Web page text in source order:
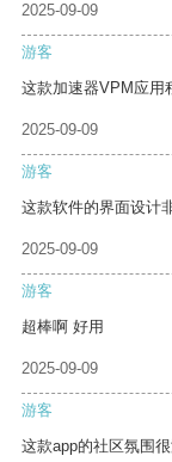
2025-09-09
游客
这款加速器VPM应用
2025-09-09
游客
这款软件的界面设计
2025-09-09
游客
超棒啊 好用
2025-09-09
游客
这款app的社区氛围